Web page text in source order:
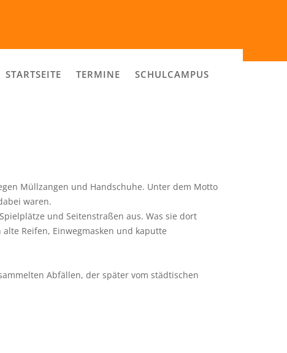
STARTSEITE TERMINE SCHULCAMPUS
Müllzangen und Handschuhe. Unter dem Motto
waren.
und Seitenstraßen aus. Was sie dort
Reifen, Einwegmasken und kaputte
Abfällen, der später vom städtischen